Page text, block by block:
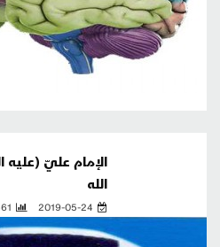
الإمام عليّ (عليه
الله
2019-05-24